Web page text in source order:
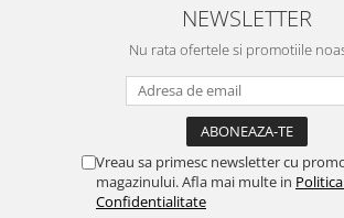
NEWSLETTER
Nu rata ofertele si promotiile
Vreau sa primesc newsletter cu
magazinului. Afla mai multe in
Confidentialitate